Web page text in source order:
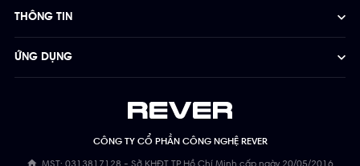
CÔNG TY CỔ PHẦN CÔNG NGHỆ REVER
THÔNG TIN
ỨNG DỤNG